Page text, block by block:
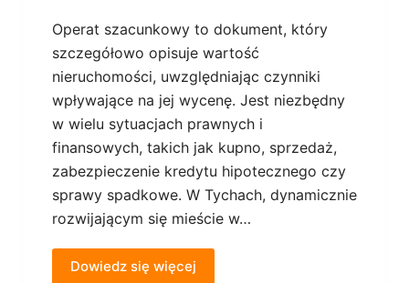
Operat szacunkowy to dokument, który
szczegółowo opisuje wartość
nieruchomości, uwzględniając czynniki
wpływające na jej wycenę. Jest niezbędny
w wielu sytuacjach prawnych i
finansowych, takich jak kupno, sprzedaż,
zabezpieczenie kredytu hipotecznego czy
sprawy spadkowe. W Tychach, dynamicznie
rozwijającym się mieście w…
Dowiedz się więcej